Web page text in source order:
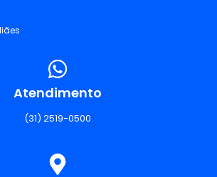
Atendimento
(31) 2519-0500